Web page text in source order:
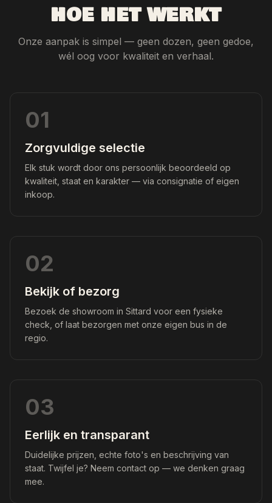
HOE HET WERKT
Onze aanpak is simpel — geen dozen, geen gedoe,
wél oog voor kwaliteit en verhaal.
01
Zorgvuldige selectie
Elk stuk wordt door ons persoonlijk beoordeeld op
kwaliteit, staat en karakter — via consignatie of eigen
inkoop.
02
Bekijk of bezorg
Bezoek de showroom in Sittard voor een fysieke
check, of laat bezorgen met onze eigen bus in de
regio.
03
Eerlijk en transparant
Duidelijke prijzen, echte foto's en beschrijving van
staat. Twijfel je? Neem contact op — we denken graag
mee.